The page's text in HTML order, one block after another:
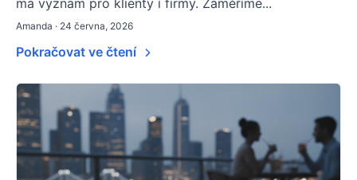
má význam pro klienty i firmy. Zaměříme...
Amanda · 24 června, 2026
Pokračovat ve čtení